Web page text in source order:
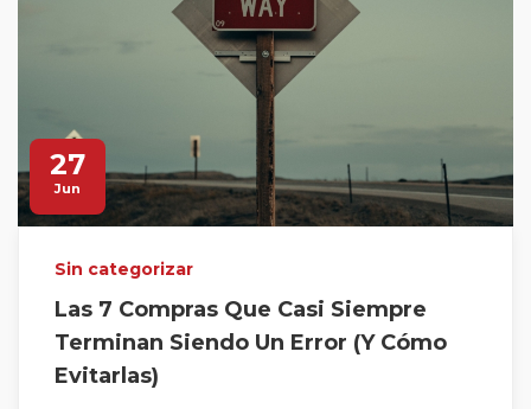
27
Jun
Sin categorizar
Las 7 Compras Que Casi Siempre
Terminan Siendo Un Error (Y Cómo
Evitarlas)